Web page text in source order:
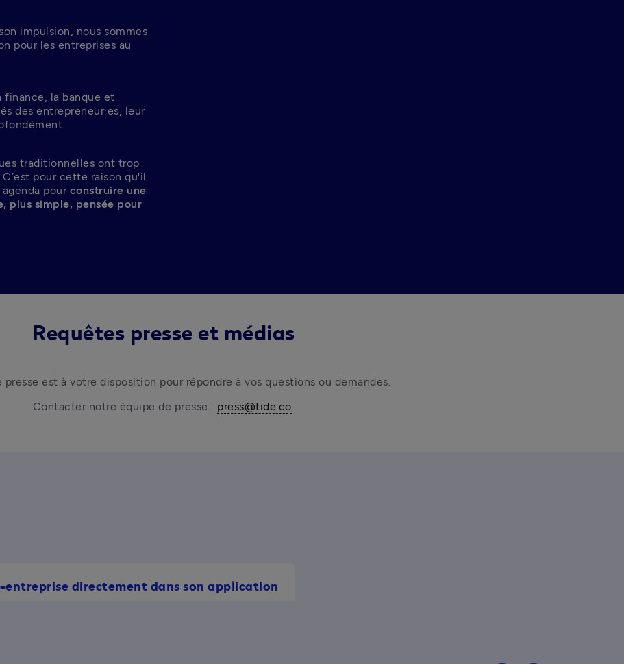
impulsion, nous sommes
pour les entreprises au
finance, la banque et
des entrepreneur·es, leur
traditionnelles ont trop
pour cette raison qu'il
pour construire une
plus simple, pensée pour
Requêtes presse et médias
presse est à votre disposition pour répondre à vos questions ou demandes.
Contacter notre équipe de presse : press@tide.co
directement dans son application